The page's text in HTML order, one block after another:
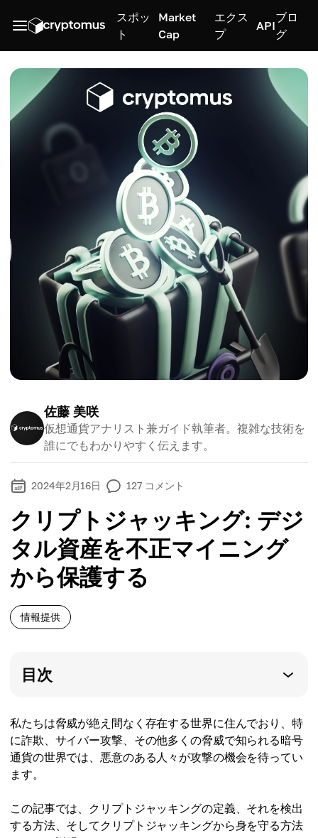
スポッ
ト
Market
Cap
エクス
プ
API
ブロ
グ
佐藤 美咲
仮想通貨アナリスト兼ガイド執筆者。複雑な技術を
誰にでもわかりやすく伝えます。
2024年2月16日 127 コメント
クリプトジャッキング: デジ
タル資産を不正マイニング
から保護する
情報提供
目次
私たちは脅威が絶え間なく存在する世界に住んでおり、特
に詐欺、サイバー攻撃、その他多くの脅威で知られる暗号
通貨の世界では、悪意のある人々が攻撃の機会を待ってい
ます。
この記事では、クリプトジャッキングの定義、それを検出
する方法、そしてクリプトジャッキングから身を守る方法